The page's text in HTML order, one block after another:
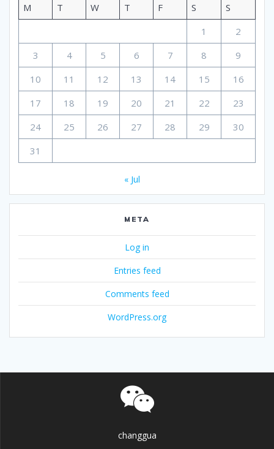
M T W T F S
S
1
2
3
4 5 6 7 8
9
10
11 12 13 14 15
16
17
18 19 20 21 22
23
24
25 26 27 28 29
30
31
« Jul
META
Log in
Entries feed
Comments feed
WordPress.org
changgua